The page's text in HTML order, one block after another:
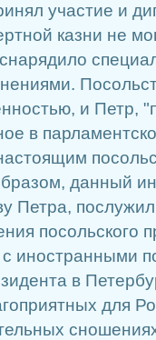
участие и
казни не
и Петр,
в
данный
Петра,
посольского
иностранными
в
для